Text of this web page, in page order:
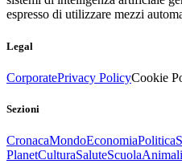
espresso di utilizzare mezzi
Legal
CorporatePrivacy PolicyCookie
Sezioni
CronacaMondoEconomiaPolitica
PlanetCulturaSaluteScuolaAnimali